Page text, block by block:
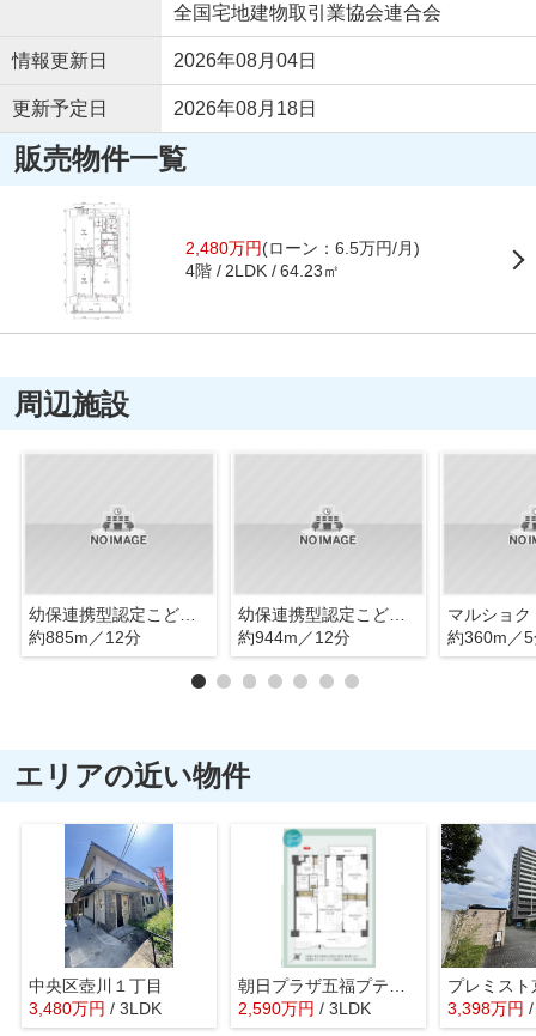
全国宅地建物取引業協会連合会
情報更新日 2026年08月04日
更新予定日 2026年08月18日
販売物件一覧
2,480万円(ローン：6.5万円/月)
4階 2LDK 64.23㎡
周辺施設
幼保連携型認定こども園帯山のぎくこども園
約885m／12分
幼保連携型認定こども園くるみ幼稚園
約944m／12分
マルショ
約360m／
エリアの近い物件
中央区壺川１丁目
3,480万円 / 3LDK
朝日プラザ五福プティックス
2,590万円 / 3LDK
プレミスト
3,398万円